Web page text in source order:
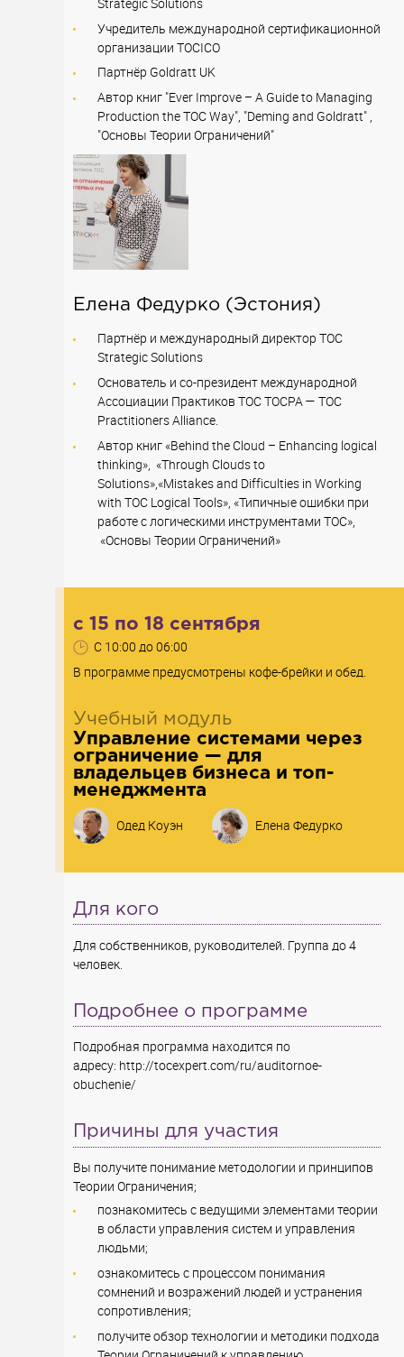
Strategic Solutions
Учредитель международной сертификационной
организации TOCICО
Партнёр Goldratt UK
Автор книг "Ever Improve – A Guide to Managing
Production the TOC Way", "Deming and Goldratt" ,
"Основы Теории Ограничений"
Елена Федурко (Эстония)
Партнёр и международный директор ТОС
Strategic Solutions
Основатель и со-президент международной
Ассоциации Практиков ТОС TOCPA — TOC
Practitioners Alliance.
Автор книг «Behind the Cloud – Enhancing logical
thinking», «Through Clouds to
Solutions»,«Mistakes and Difficulties in Working
with ТOC Logical Tools», «Типичные ошибки при
работе с логическими инструментами ТОС»,
«Основы Теории Ограничений»
c 15 по 18 сентября
С 10:00 до06:00
В программе предусмотрены кофе-брейки и обед.
Учебный модуль
Управление системами через
ограничение — для
владельцев бизнеса и топ-
менеджмента
Одед Коуэн Елена Федурко
Для кого
Для собственников, руководителей. Группа до 4
человек.
Подробнее о программе
Подробная программа находится по
адресу: http://tocexpert.com/ru/auditornoe-
obuchenie/
Причины для участия
Вы получите понимание методологии и принципов
Теории Ограничения;
познакомитесь с ведущими элементами теории
в области управления систем и управления
людьми;
ознакомитесь с процессом понимания
сомнений и возражений людей и устранения
сопротивления;
получите обзор технологии и методики подхода